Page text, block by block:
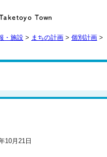
・施設 > まちの計画 > 個別計画 >
10月21日